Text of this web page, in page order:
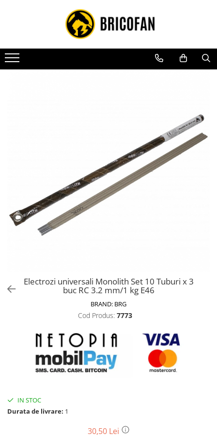
Toate Produsele
Vehicule electrice
Atv
Tricicluri cargo fara permis
Tricicluri persoane
Trotinete electrice
Biciclete, trotinete, triciclete
Motoburghie si accesorii
Drujbe pe benzina
Drujbe cu acumulator
Consumabile drujbe, fierastraie
Unelte electrice busteni
Mori cereale si batoze porumb
Batoze - mori desfacat porumb
Electrozi universali Monolith Set 10 Tuburi x 3
buc RC 3.2 mm/1 kg E46
BRAND: BRG
Cod Produs: 7773
IN STOC
Durata de livrare: 1
30,50 Lei